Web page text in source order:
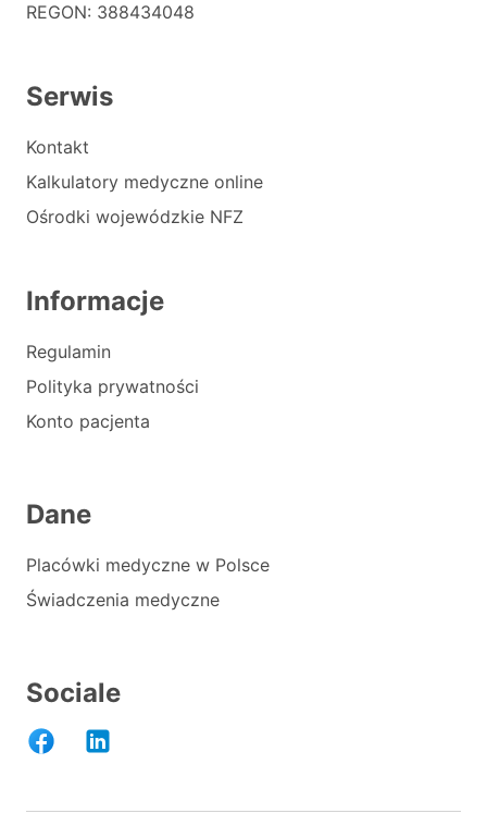
REGON: 388434048
Serwis
Kontakt
Kalkulatory medyczne online
Ośrodki wojewódzkie NFZ
Informacje
Regulamin
Polityka prywatności
Konto pacjenta
Dane
Placówki medyczne w Polsce
Świadczenia medyczne
Sociale